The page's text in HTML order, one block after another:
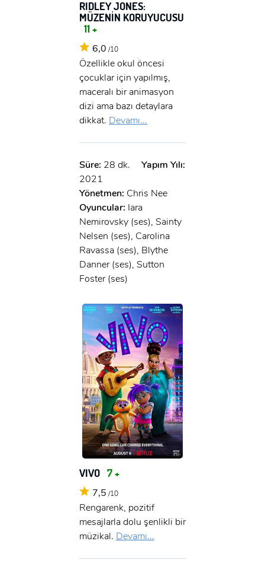
RIDLEY JONES:
MÜZENİN KORUYUCUSU
11 +
6,0 /10
Özellikle okul öncesi
çocuklar için yapılmış,
maceralı bir animasyon
dizi ama bazı detaylara
dikkat. Devamı...
Süre: 28 dk.
Yapım Yılı:
2021
Yönetmen: Chris Nee
Oyuncular: Iara
Nemirovsky (ses), Sainty
Nelsen (ses), Carolina
Ravassa (ses), Blythe
Danner (ses), Sutton
Foster (ses)
VIVO 7 +
7,5 /10
Rengarenk, pozitif
mesajlarla dolu şenlikli bir
müzikal. Devamı...